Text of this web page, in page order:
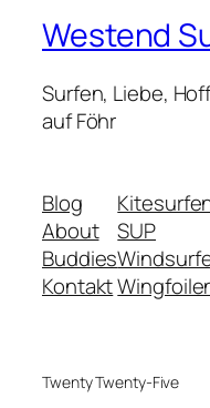
Westend
Surfen, Liebe,
auf Föhr
Blog
About
Buddies
Kontakt
SUP
Twenty Twenty-Five